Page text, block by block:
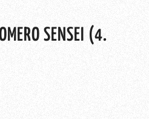
SENSEI (4.